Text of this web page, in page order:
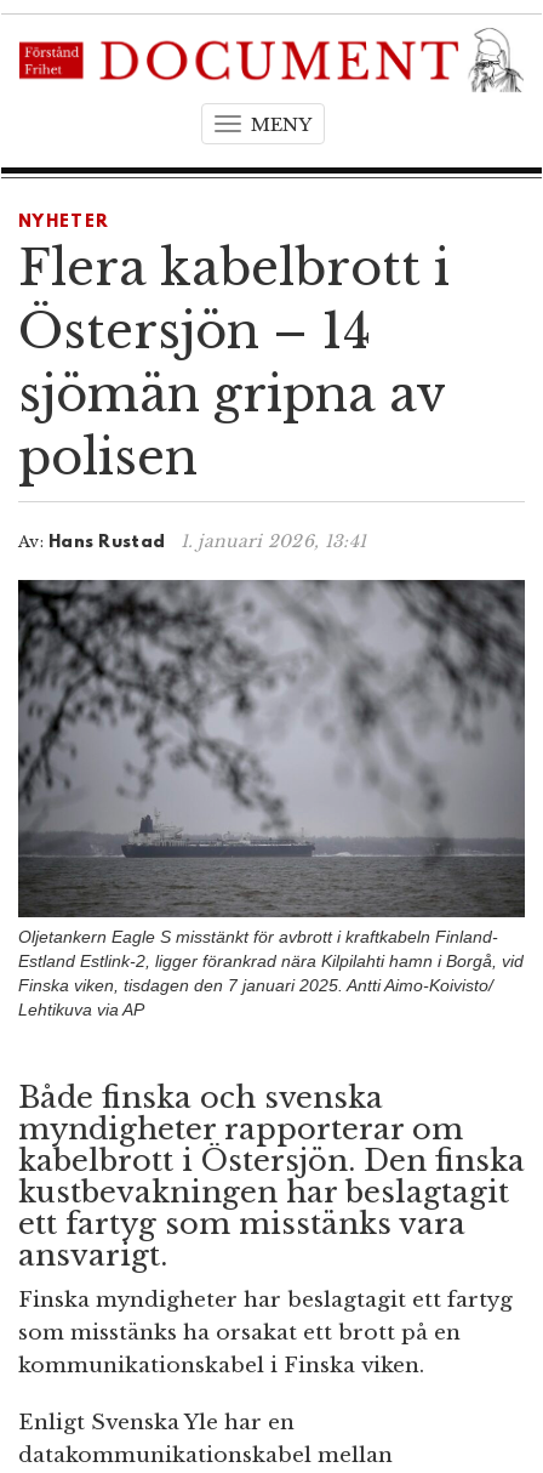
MENYT
g
e
i
g
i
o
NYHETER
Flera kabelbrott i
Östersjön – 14
sjömän gripna av
polisen
Av: Hans Rustad 1. januari 2026, 13:41
Oljetankern Eagle S misstänkt för avbrott i kraftkabeln Finland-
Estland Estlink-2, ligger förankrad nära Kilpilahti hamn i Borgå, vid
Finska viken, tisdagen den 7 januari 2025. Antti Aimo-Koivisto/
Lehtikuva via AP
Både finska och svenska
myndigheter rapporterar om
kabelbrott i Östersjön. Den finska
kustbevakningen har beslagtagit
ett fartyg som misstänks vara
ansvarigt.
Finska myndigheter har beslagtagit ett fartyg
som misstänks ha orsakat ett brott på en
kommunikationskabel i Finska viken.
Enligt Svenska Yle har en
datakommunikationskabel mellan